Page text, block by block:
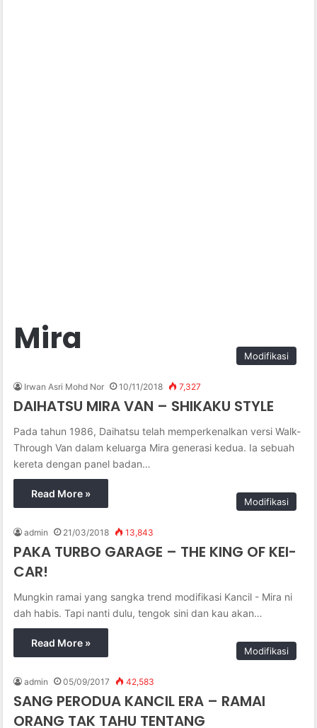
Mira Modifikasi
Irwan Asri Mohd Nor 10/11/2018 7,327
DAIHATSU MIRA VAN – SHIKAKU STYLE
Pada tahun 1986, Daihatsu telah memperkenalkan versi Walk-
Through Van dalam keluarga Mira generasi kedua. Ia sebuah
kereta dengan panel badan…
Read More »
Modifikasi
admin 21/03/2018 13,843
PAKA TURBO GARAGE – THE KING OF KEI-
CAR!
Mungkin ramai yang sangka trend modifikasi Kancil - Mira ni
dah habis. Tapi nanti dulu, tengok sini dan kau akan…
Read More »
Modifikasi
admin 05/09/2017 42,583
SANG PERODUA KANCIL ERA – RAMAI
ORANG TAK TAHU TENTANG